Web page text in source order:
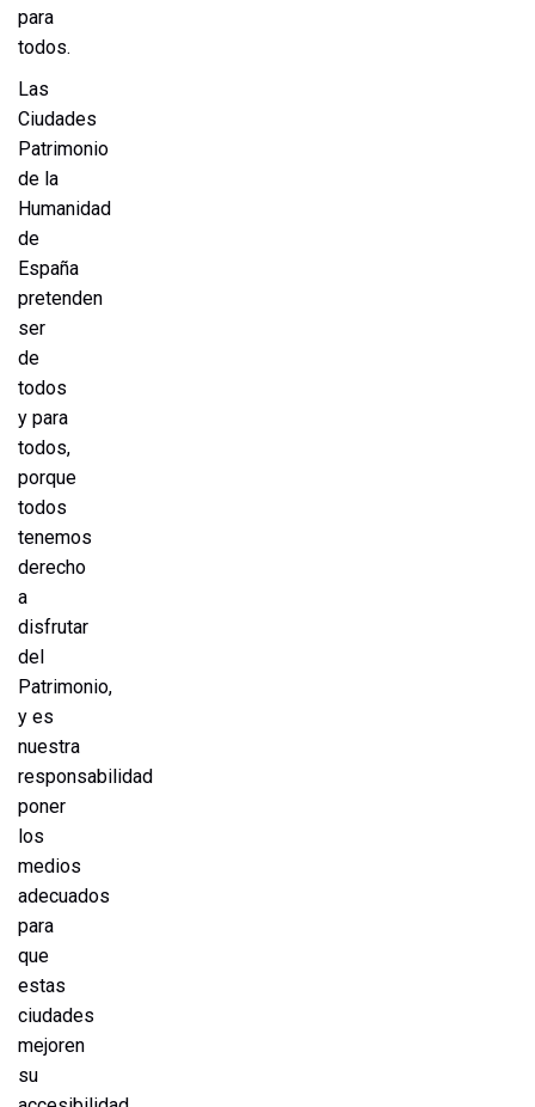
para
todos.
Las
Ciudades
Patrimonio
de la
Humanidad
de
España
pretenden
ser
de
todos
y para
todos,
porque
todos
tenemos
derecho
a
disfrutar
del
Patrimonio,
y es
nuestra
responsabilidad
poner
los
medios
adecuados
para
que
estas
ciudades
mejoren
su